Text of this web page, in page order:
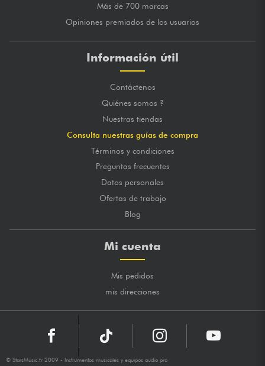
Más de 700 marcas
Opiniones premiados de los usuarios
Información útil
Contáctenos
Quiénes somos ?
Nuestras tiendas
Consulta nuestras guías de compra
Términos y condiciones
Preguntas frecuentes
Datos personales
Ofertas de trabajo
Blog
Mi cuenta
Mis pedidos
mis direcciones
© StarsMusic.fr 2009 - Instrumentos musicales y equipos audio pro